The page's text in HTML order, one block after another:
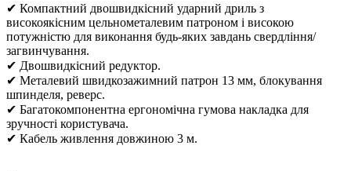
✔ Компактний двошвидкісний ударний дриль з
високоякісним цельнометалевим патроном і високою
потужністю для виконання будь-яких завдань свердління/
загвинчування.
✔ Двошвидкісний редуктор.
✔ Металевий швидкозажимний патрон 13 мм, блокування
шпинделя, реверс.
✔ Багатокомпонентна ергономічна гумова накладка для
зручності користувача.
✔ Кабель живлення довжиною 3 м.